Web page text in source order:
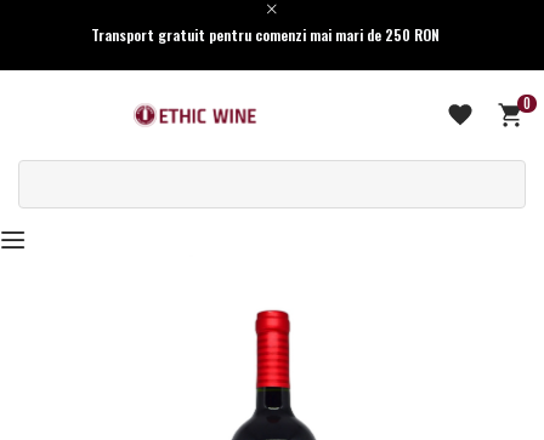
Transport gratuit pentru comenzi mai mari de 250 RON
0